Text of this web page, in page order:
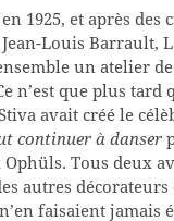
1925, et après des
Louis Barrault,
un atelier
n’est que plus tard
avait créé le
continuer à danser
Ophüls. Tous deux
autres
faisaient jamais